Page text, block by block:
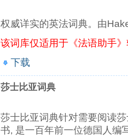
权威详实的英法词典。由
该词库仅适用于《法语助手
下载
莎士比亚词典
莎士比亚词典针对需要阅读
书, 是一百年前一位德国人编